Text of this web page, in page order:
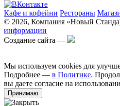
Кафе и кофейни Рестораны
© 2026, Компания «Новый
информации
Создание сайта —
Мы используем cookies для
Подробнее — в Политике.
вы даете согласие на
Принимаю